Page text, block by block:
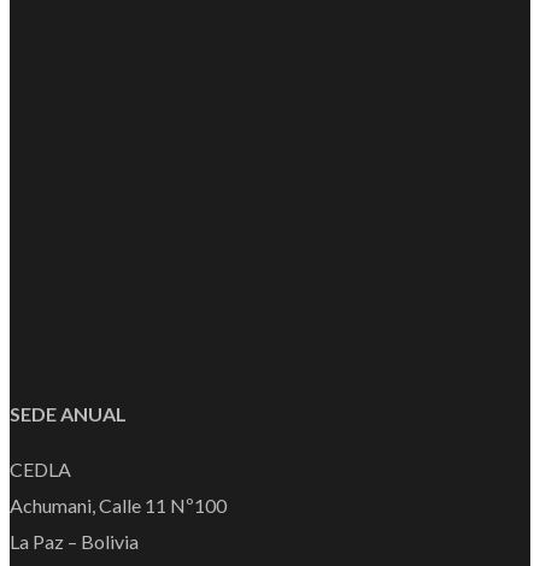
SEDE ANUAL
CEDLA
Achumani, Calle 11 Nº100
La Paz – Bolivia